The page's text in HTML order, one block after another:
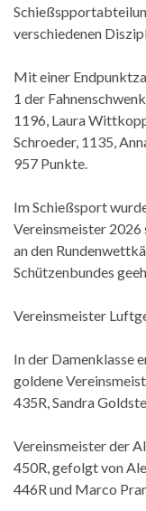
verschiedenen
Mit einer
1 der
1196, Laura
Schroeder, 1135,
957 Punkte.
Im Schießsport
Vereinsmeister 2026
an den
Schützenbundes
Vereinsmeister
In der Damenklasse
goldene
435R, Sandra
Vereinsmeister der
450R, gefolgt von
446R und Marco